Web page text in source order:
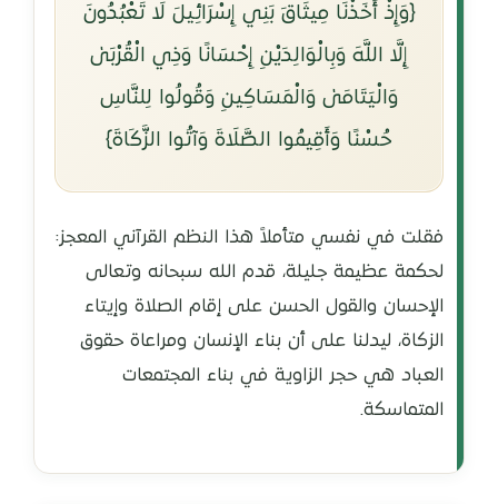
﴿وَإِذْ أَخَذْنَا مِيثَاقَ بَنِي إِسْرَائِيلَ لَا تَعْبُدُونَ
إِلَّا اللَّهَ وَبِالْوَالِدَيْنِ إِحْسَانًا وَذِي الْقُرْبَىٰ
وَالْيَتَامَىٰ وَالْمَسَاكِينِ وَقُولُوا لِلنَّاسِ
حُسْنًا وَأَقِيمُوا الصَّلَاةَ وَآتُوا الزَّكَاةَ﴾
فقلت في نفسي متأملاً هذا النظم القرآني المعجز:
لحكمة عظيمة جليلة، قدم الله سبحانه وتعالى
الإحسان والقول الحسن على إقام الصلاة وإيتاء
الزكاة، ليدلنا على أن بناء الإنسان ومراعاة حقوق
العباد هي حجر الزاوية في بناء المجتمعات
المتماسكة.